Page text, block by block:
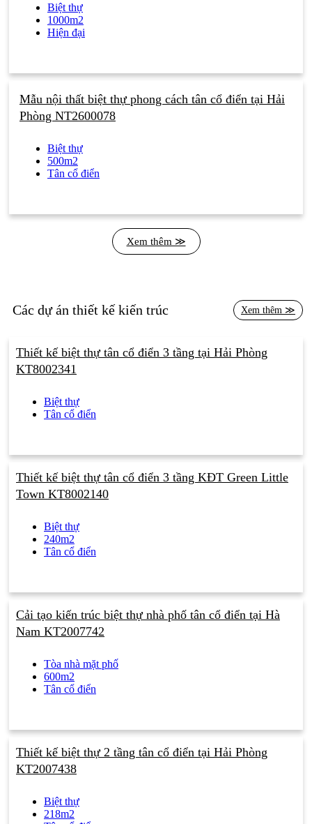
Biệt thự
1000m2
Hiện đại
Mẫu nội thất biệt thự phong cách tân cổ điển tại Hải
Phòng NT2600078
Biệt thự
500m2
Tân cổ điển
Xem thêm ≫
Các dự án thiết kế kiến trúc Xem thêm ≫
Thiết kế biệt thự tân cổ điển 3 tầng tại Hải Phòng
KT8002341
Biệt thự
Tân cổ điển
Thiết kế biệt thự tân cổ điển 3 tầng KĐT Green Little
Town KT8002140
Biệt thự
240m2
Tân cổ điển
Cải tạo kiến trúc biệt thự nhà phố tân cổ điển tại Hà
Nam KT2007742
Tòa nhà mặt phố
600m2
Tân cổ điển
Thiết kế biệt thự 2 tầng tân cổ điển tại Hải Phòng
KT2007438
Biệt thự
218m2